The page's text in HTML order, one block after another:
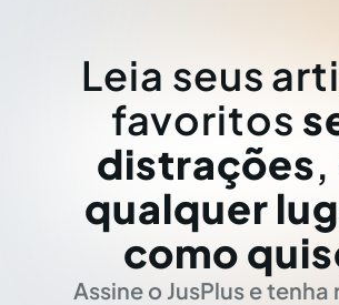
Leia seus
favoritos
distrações
qualquer
como
Assine o JusPlus e tenha